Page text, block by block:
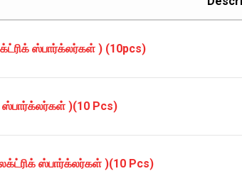
ஸ்பார்க்லர்கள் ) (10pcs)
)(10 Pcs)
ஸ்பார்க்லர்கள் )(10 Pcs)